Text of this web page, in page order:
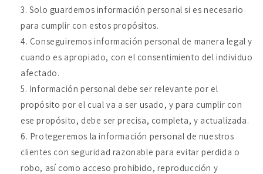
Solo guardemos información personal si es necesario
para cumplir con estos propósitos.
Conseguiremos información personal de manera legal y
cuando es apropiado, con el consentimiento del individuo
afectado.
Información personal debe ser relevante por el
propósito por el cual va a ser usado, y para cumplir con
ese propósito, debe ser precisa, completa, y actualizada.
Protegeremos la información personal de nuestros
clientes con seguridad razonable para evitar perdida o
robo, así como acceso prohibido, reproducción y